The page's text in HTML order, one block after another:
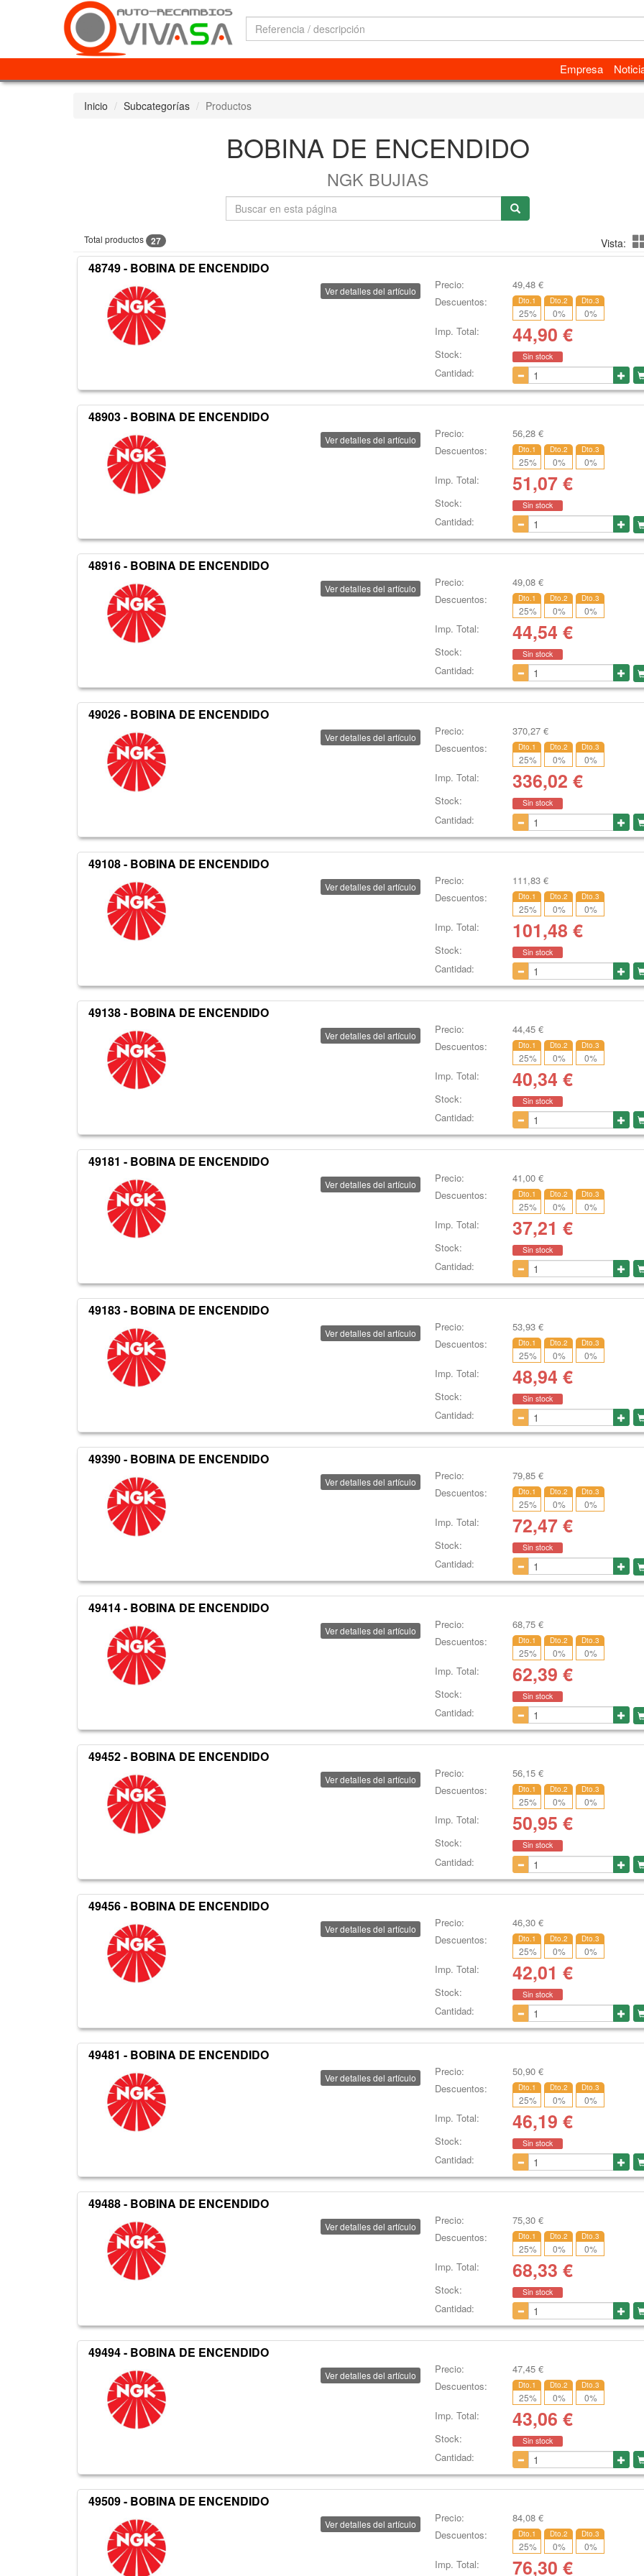
Empresa
Inicio Subcategorías Productos
BOBINA DE ENCENDIDO
NGK BUJIAS
Total productos 27 Vista:
48749 - BOBINA DE ENCENDIDO
Ver detalles del artículo Precio: 49,48 €
Descuentos:
Dto.1
25%
Dto.2
0%
Dto.3
0%
Imp. Total: 44,90 €
Stock: Sin stock
Cantidad:
48903 - BOBINA DE ENCENDIDO
Ver detalles del artículo Precio: 56,28 €
Descuentos:
Dto.1
25%
Dto.2
0%
Dto.3
0%
Imp. Total: 51,07€
Stock: Sin stock
Cantidad:
48916 - BOBINA DE ENCENDIDO
Ver detalles del artículo Precio: 49,08 €
Descuentos:
Dto.1
25%
Dto.2
0%
Dto.3
0%
Imp. Total: 44,54 €
Stock: Sin stock
Cantidad:
49026 - BOBINA DE ENCENDIDO
Ver detalles del artículo Precio: 370,27 €
Descuentos:
Dto.1
25%
Dto.2
0%
Dto.3
0%
Imp. Total: 336,02 €
Stock: Sin stock
Cantidad:
49108 - BOBINA DE ENCENDIDO
Ver detalles del artículo Precio: 111,83 €
Descuentos:
Dto.1
25%
Dto.2
0%
Dto.3
0%
Imp. Total: 101,48 €
Stock: Sin stock
Cantidad:
49138 - BOBINA DE ENCENDIDO
Ver detalles del artículo Precio: 44,45 €
Descuentos:
Dto.1
25%
Dto.2
0%
Dto.3
0%
Imp. Total: 40,34 €
Stock: Sin stock
Cantidad:
49181 - BOBINA DE ENCENDIDO
Ver detalles del artículo Precio: 41,00 €
Descuentos:
Dto.1
25%
Dto.2
0%
Dto.3
0%
Imp. Total: 37,21 €
Stock: Sin stock
Cantidad:
49183 - BOBINA DE ENCENDIDO
Ver detalles del artículo Precio: 53,93 €
Descuentos:
Dto.1
25%
Dto.2
0%
Dto.3
0%
Imp. Total: 48,94 €
Stock: Sin stock
Cantidad:
49390 - BOBINA DE ENCENDIDO
Ver detalles del artículo Precio: 79,85 €
Descuentos:
Dto.1
25%
Dto.2
0%
Dto.3
0%
Imp. Total: 72,47€
Stock: Sin stock
Cantidad:
49414 - BOBINA DE ENCENDIDO
Ver detalles del artículo Precio: 68,75 €
Descuentos:
Dto.1
25%
Dto.2
0%
Dto.3
0%
Imp. Total: 62,39 €
Stock: Sin stock
Cantidad:
49452 - BOBINA DE ENCENDIDO
Ver detalles del artículo Precio: 56,15 €
Descuentos:
Dto.1
25%
Dto.2
0%
Dto.3
0%
Imp. Total: 50,95 €
Stock: Sin stock
Cantidad:
49456 - BOBINA DE ENCENDIDO
Ver detalles del artículo Precio: 46,30 €
Descuentos:
Dto.1
25%
Dto.2
0%
Dto.3
0%
Imp. Total: 42,01 €
Stock: Sin stock
Cantidad:
49481 - BOBINA DE ENCENDIDO
Ver detalles del artículo Precio: 50,90 €
Descuentos:
Dto.1
25%
Dto.2
0%
Dto.3
0%
Imp. Total: 46,19 €
Stock: Sin stock
Cantidad:
49488 - BOBINA DE ENCENDIDO
Ver detalles del artículo Precio: 75,30 €
Descuentos:
Dto.1
25%
Dto.2
0%
Dto.3
0%
Imp. Total: 68,33 €
Stock: Sin stock
Cantidad:
49494 - BOBINA DE ENCENDIDO
Ver detalles del artículo Precio: 47,45 €
Descuentos:
Dto.1
25%
Dto.2
0%
Dto.3
0%
Imp. Total: 43,06 €
Stock: Sin stock
Cantidad:
49509 - BOBINA DE ENCENDIDO
Ver detalles del artículo Precio: 84,08 €
Descuentos:
Dto.1
25%
Dto.2
0%
Dto.3
0%
Imp. Total: 76,30 €